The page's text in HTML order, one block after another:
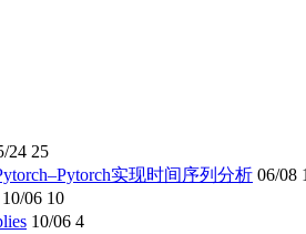
24 25
实现时间序列分析 06/08
10/06 10
10/06 4